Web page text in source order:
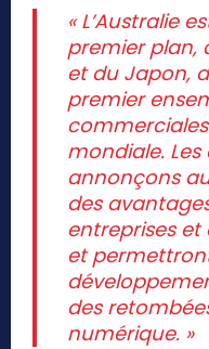
« L’Australie
premier plan,
et du Japon,
premier
mondiale.
annonçons
des
entreprises
et
des
numérique. »